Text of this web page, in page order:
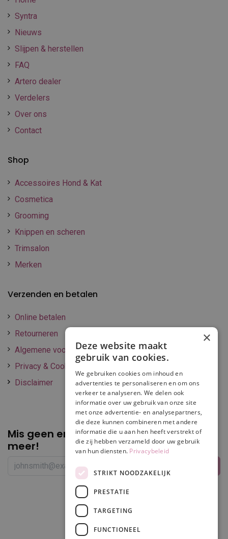
Syntra
Nieuws
Slijpen & herstellen
FAQ
Artero dealer
Verdelers
Over ons
Contact
Shop
Accessoires Hond & Kat
Cosmetica
Grooming
Knippen en scheren
Trimsalon
Merken
Verzenden en betalen
Online betalen
Retourneren
Algemene voorwaarden
Privacy & Cookie policy
Disclaimer
Mis geen enkelepromotie of korting
meer!
×
Deze website maakt
gebruik van cookies.
We gebruiken cookies om inhoud en
advertenties te personaliseren en om ons
verkeer te analyseren. We delen ook
informatie over uw gebruik van onze site
met onze advertentie- en analysepartners,
die deze kunnen combineren met andere
informatie die u aan hen heeft verstrekt of
die zij hebben verzameld door uw gebruik
van hun diensten. Privacybeleid
STRIKT NOODZAKELIJK
PRESTATIE
TARGETING
FUNCTIONEEL